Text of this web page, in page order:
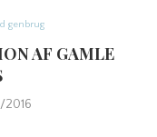
genbrug
AF GAMLE
2016